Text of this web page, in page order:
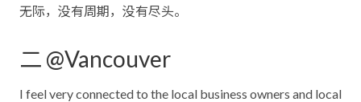
无际，没有周期，没有尽头。
二 @Vancouver
I feel very connected to the local business owners and local